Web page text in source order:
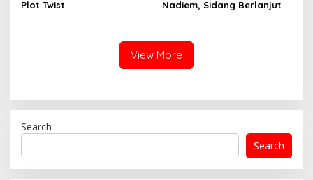
Plot Twist
Nadiem, Sidang Berlanjut
View More
Search
Search